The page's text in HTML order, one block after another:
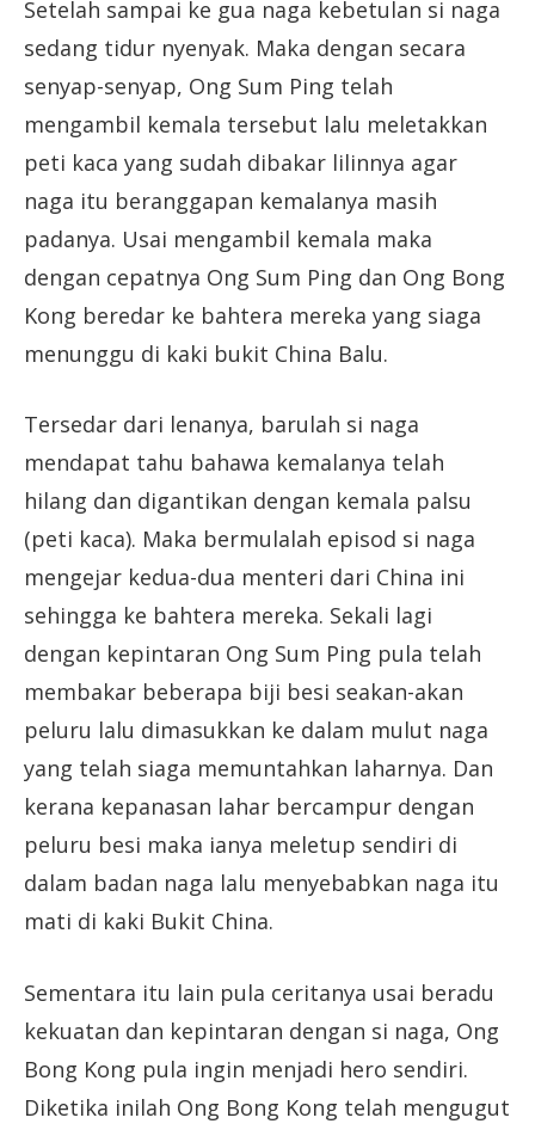
Setelah sampai ke gua naga kebetulan si naga
sedang tidur nyenyak. Maka dengan secara
senyap-senyap, Ong Sum Ping telah
mengambil kemala tersebut lalu meletakkan
peti kaca yang sudah dibakar lilinnya agar
naga itu beranggapan kemalanya masih
padanya. Usai mengambil kemala maka
dengan cepatnya Ong Sum Ping dan Ong Bong
Kong beredar ke bahtera mereka yang siaga
menunggu di kaki bukit China Balu.
Tersedar dari lenanya, barulah si naga
mendapat tahu bahawa kemalanya telah
hilang dan digantikan dengan kemala palsu
(peti kaca). Maka bermulalah episod si naga
mengejar kedua-dua menteri dari China ini
sehingga ke bahtera mereka. Sekali lagi
dengan kepintaran Ong Sum Ping pula telah
membakar beberapa biji besi seakan-akan
peluru lalu dimasukkan ke dalam mulut naga
yang telah siaga memuntahkan laharnya. Dan
kerana kepanasan lahar bercampur dengan
peluru besi maka ianya meletup sendiri di
dalam badan naga lalu menyebabkan naga itu
mati di kaki Bukit China.
Sementara itu lain pula ceritanya usai beradu
kekuatan dan kepintaran dengan si naga, Ong
Bong Kong pula ingin menjadi hero sendiri.
Diketika inilah Ong Bong Kong telah mengugut